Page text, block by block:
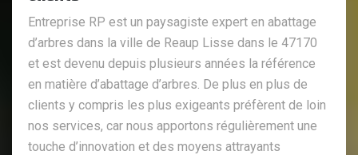
Entreprise RP est un paysagiste expert en abattage
d’arbres dans la ville de Reaup Lisse dans le 47170
et est devenu depuis plusieurs années la référence
en matière d’abattage d’arbres. De plus en plus de
clients y compris les plus exigeants préfèrent de loin
nos services, car nous apportons régulièrement une
touche d’innovation et des moyens attrayants